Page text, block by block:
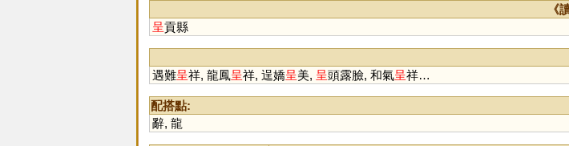
《
呈貢縣
遇難呈祥, 龍鳳呈祥, 逞嬌呈美, 呈頭露臉, 和氣呈祥…
配搭點:
辭, 龍